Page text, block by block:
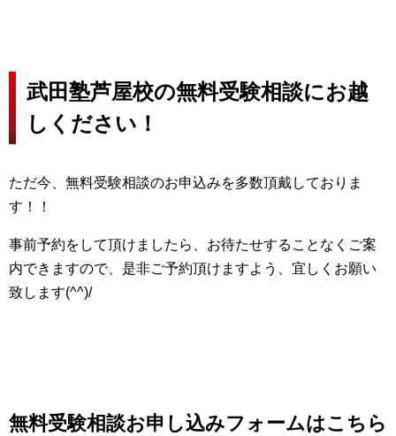
武田塾芦屋校の無料受験相談にお越
しください！
ただ今、無料受験相談のお申込みを多数頂戴しておりま
す！！
事前予約をして頂けましたら、お待たせすることなくご案
内できますので、是非ご予約頂けますよう、宜しくお願い
致します(^^)/
無料受験相談お申し込みフォームはこちら